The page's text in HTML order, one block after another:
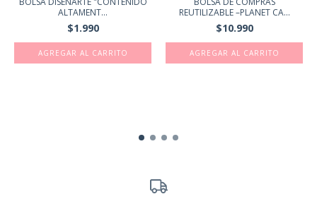
ALTAMENT...
$1.990
REUTILIZABLE –PLANET CA...
$10.990